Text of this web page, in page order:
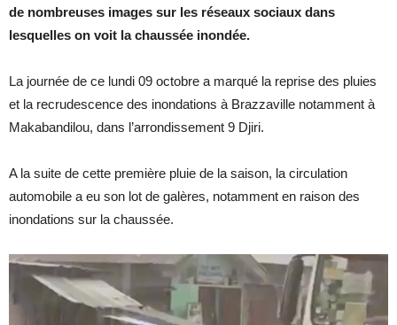
de nombreuses images sur les réseaux sociaux dans
lesquelles on voit la chaussée inondée.
La journée de ce lundi 09 octobre a marqué la reprise des pluies
et la recrudescence des inondations à Brazzaville notamment à
Makabandilou, dans l’arrondissement 9 Djiri.
A la suite de cette première pluie de la saison, la circulation
automobile a eu son lot de galères, notamment en raison des
inondations sur la chaussée.